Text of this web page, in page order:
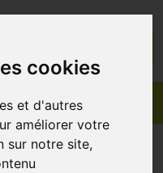
cookies
et d'autres
améliorer votre
sur notre site,
Produits